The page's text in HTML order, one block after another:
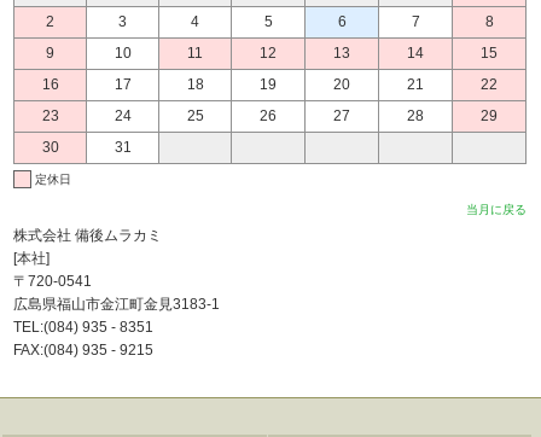
2
3 4 5 6 7
8
9
10 11 12 13 14
15
16
17 18 19 20 21
22
23
24 25 26 27 28
29
30
31
定休日
当月に戻る
株式会社 備後ムラカミ
[本社]
〒720-0541
広島県福山市金江町金見3183-1
TEL:(084) 935 - 8351
FAX:(084) 935 - 9215